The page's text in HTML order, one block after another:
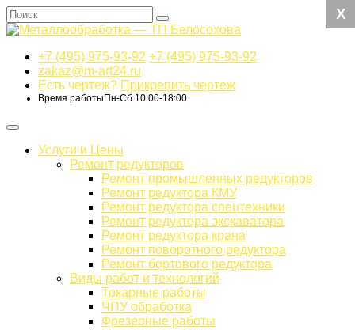
+7 (495) 975-93-92 +7 (495) 975-93-92
zakaz@m-art24.ru
Есть чертеж? Прикрепить чертеж
Время работы Пн-Сб 10:00-18:00
Услуги и Цены
Ремонт редукторов
Ремонт промышленных редукторов
Ремонт редуктора КМУ
Ремонт редуктора спецтехники
Ремонт редуктора экскаватора
Ремонт редуктора крана
Ремонт поворотного редуктора
Ремонт бортового редуктора
Виды работ и технологий
Токарные работы
ЧПУ обработка
Фрезерные работы
X
X
X
X